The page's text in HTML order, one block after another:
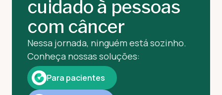
cuidado à pessoas
com câncer
Nessa jornada, ninguém está sozinho.
Conheça nossas soluções:
Para pacientes